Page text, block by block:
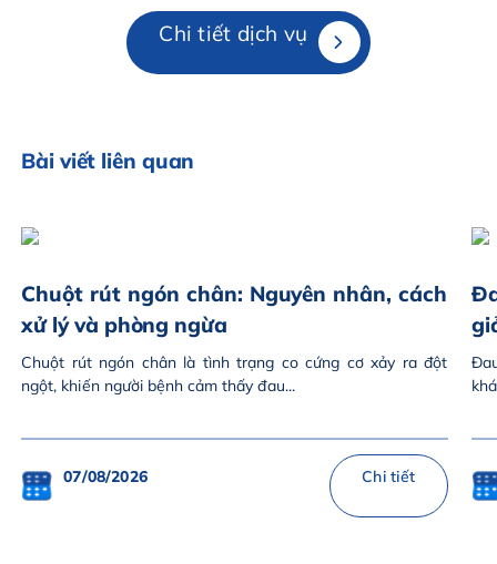
Chi tiết dịch vụ
Bài viết liên quan
Chuột rút ngón chân: Nguyên nhân, cách
xử lý và phòng ngừa
Chuột rút ngón chân là tình trạng co cứng cơ xảy ra đột
ngột, khiến người bệnh cảm thấy đau...
07/08/2026 Chi tiết